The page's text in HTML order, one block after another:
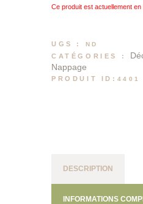
Ce produit est actuellement en
UGS : ND
CATÉGORIES :
Nappage
PRODUIT ID: 4401
DESCRIPTION
INFORMATIONS